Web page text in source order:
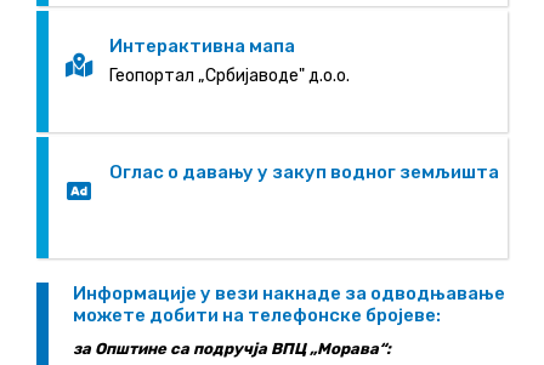
Интерактивна мапа
Геопортал „Србијаводе" д.о.о.
Оглас о давању у закуп водног земљишта
Информације у вези накнаде за одводњавање
можете добити на телефонске бројеве:
за Општине са подручја ВПЦ „Морава“: